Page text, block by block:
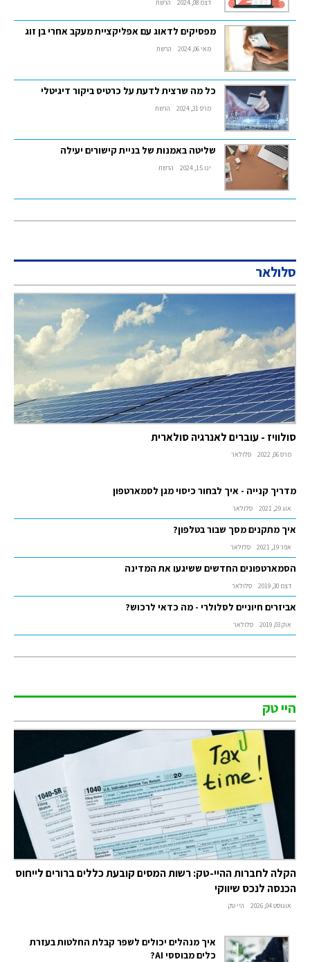
דצמ 08, 2024 הרשת
מפסיקים לדאוג עם אפליקציית מעקב אחרי בן זוג
מאי 06, 2024 הרשת
כל מה שרצית לדעת על כרטיס ביקור דיגיטלי
מרס 31, 2024 הרשת
שליטה באמנות של בניית קישורים יעילה
ינו 15, 2024 הרשת
סלולאר
סולוויז - עוברים לאנרגיה סולארית
מרס 06, 2022 סלולאר
מדריך קנייה - איך לבחור כיסוי מגן לסמארטפון
אוג 29, 2021 סלולאר
איך מתקנים מסך שבור בטלפון?
אפר 19, 2021 סלולאר
הסמארטפונים החדשים ששיגעו את המדינה
דצמ 30, 2019 סלולאר
אביזרים חיוניים לסלולרי - מה כדאי לרכוש?
אוק 03, 2019 סלולאר
היי טק
הקלה לחברות ההיי-טק: רשות המסים קובעת כללים ברורים לייחוס
הכנסה לנכס שיווקי
אוגוסט 04, 2026 היי טק
איך מנהלים יכולים לשפר קבלת החלטות בעזרת
כלים מבוססי AI?